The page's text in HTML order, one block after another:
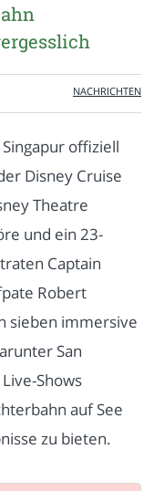
NACHRICHTEN
offiziell
Disney Cruise
Theatre
und ein 23-
Captain
Robert
sieben immersive
San
Shows
auf See
zu bieten.